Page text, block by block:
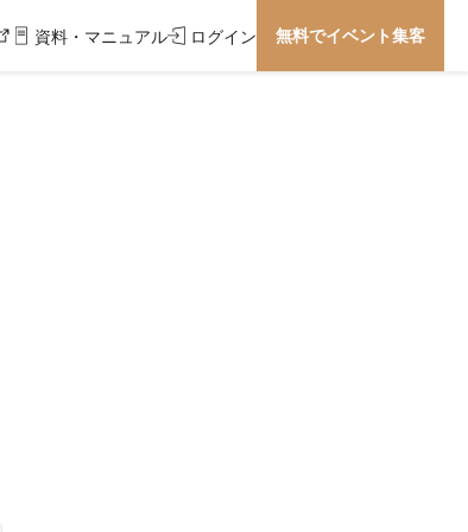
資料・マニュアル ログイン 無料でイベント集客